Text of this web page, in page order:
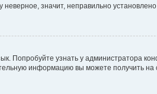
значит, неправильно
Попробуйте узнать у администратора
информацию вы можете получить на